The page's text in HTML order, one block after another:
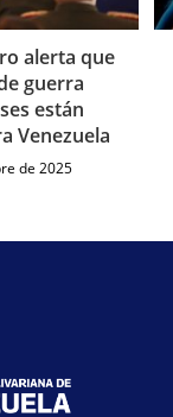
alerta que
guerra
están
Venezuela
de 2025